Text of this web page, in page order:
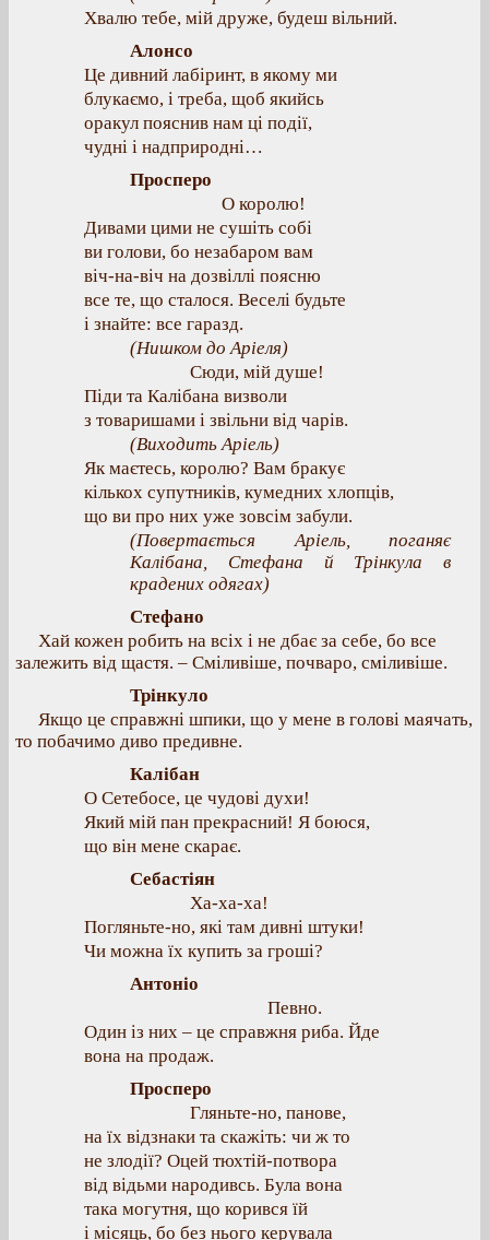
Хвалю тебе, мій друже, будеш вільний.
Алонсо
Це дивний лабіринт, в якому ми
блукаємо, і треба, щоб якийсь
оракул пояснив нам ці події,
чудні і надприродні…
Просперо
О королю!
Дивами цими не сушіть собі
ви голови, бо незабаром вам
віч-на-віч на дозвіллі поясню
все те, що сталося. Веселі будьте
і знайте: все гаразд.
(Нишком до Аріеля)
Сюди, мій душе!
Піди та Калібана визволи
з товаришами і звільни від чарів.
(Виходить Аріель)
Як маєтесь, королю? Вам бракує
кількох супутників, кумедних хлопців,
що ви про них уже зовсім забули.
(Повертається Аріель, поганяє
Калібана, Стефана й Трінкула в
крадених одягах)
Стефано
Хай кожен робить на всіх і не дбає за себе, бо все
залежить від щастя. – Сміливіше, почваро, сміливіше.
Трінкуло
Якщо це справжні шпики, що у мене в голові маячать,
то побачимо диво предивне.
Калібан
О Сетебосе, це чудові духи!
Який мій пан прекрасний! Я боюся,
що він мене скарає.
Себастіян
Ха-ха-ха!
Погляньте-но, які там дивні штуки!
Чи можна їх купить за гроші?
Антоніо
Певно.
Один із них – це справжня риба. Йде
вона на продаж.
Просперо
Гляньте-но, панове,
на їх відзнаки та скажіть: чи ж то
не злодії? Оцей тюхтій-потвора
від відьми народивсь. Була вона
така могутня, що корився їй
і місяць, бо без нього керувала